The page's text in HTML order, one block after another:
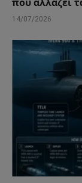
14/07/2026